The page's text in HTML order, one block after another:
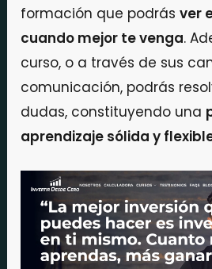
formación que podrásver
cuando mejor te venga.
curso, o a través de sus
comunicación, podrás
dudas, constituyendo una
aprendizaje sólida y